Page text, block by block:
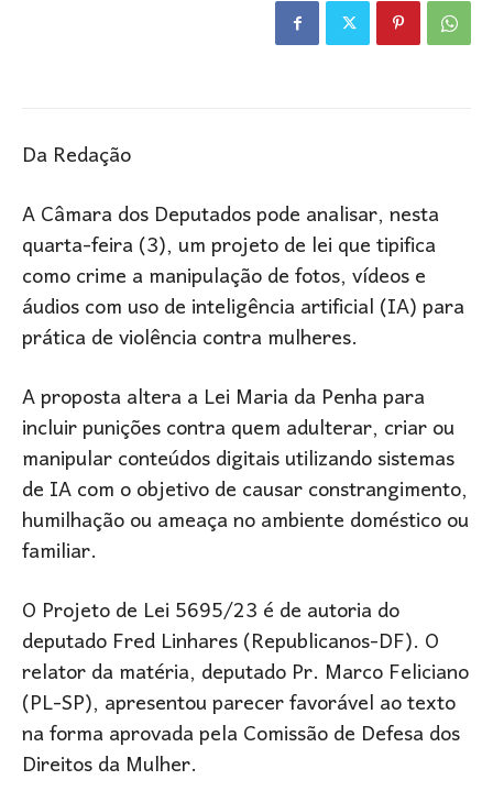
Da Redação
A Câmara dos Deputados pode analisar, nesta
quarta-feira (3), um projeto de lei que tipifica
como crime a manipulação de fotos, vídeos e
áudios com uso de inteligência artificial (IA) para
prática de violência contra mulheres.
A proposta altera a Lei Maria da Penha para
incluir punições contra quem adulterar, criar ou
manipular conteúdos digitais utilizando sistemas
de IA com o objetivo de causar constrangimento,
humilhação ou ameaça no ambiente doméstico ou
familiar.
O Projeto de Lei 5695/23 é de autoria do
deputado Fred Linhares (Republicanos-DF). O
relator da matéria, deputado Pr. Marco Feliciano
(PL-SP), apresentou parecer favorável ao texto
na forma aprovada pela Comissão de Defesa dos
Direitos da Mulher.